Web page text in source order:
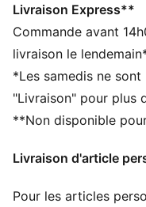
La tige des
de matériaux recyclés
PUMAGRIP :
surfaces
PWRTAPE :
maximum de soutien
et la favoriser la
Largeur taille normale
Livraison Express**
Commande avant
livraison le
*Les samedis ne
"Livraison" pour plus
**Non disponible
Livraison d'article
Pour les articles